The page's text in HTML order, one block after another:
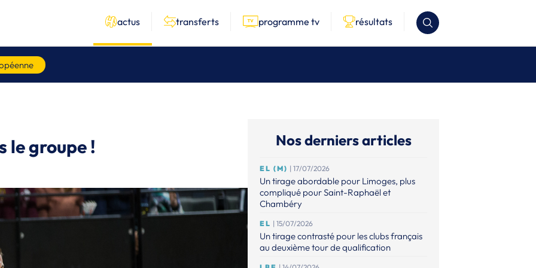
actus transferts programme tv résultats
le groupe ! Nos derniers articles
EL (M) | 17/07/2026
Un tirage abordable pour Limoges, plus
compliqué pour Saint-Raphaël et
Chambéry
EL | 15/07/2026
Un tirage contrasté pour les clubs français
au deuxième tour de qualification